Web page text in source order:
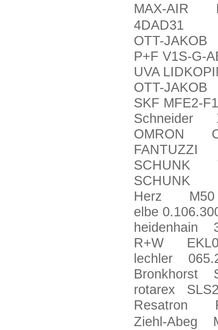
MAX-AIR
4DAD31
OTT-JAKOB
P+F V1S-G-
UVA
OTT-JAKOB
SKF MFE2-
Schneider
OMRON
FANTUZZI
SCHUNK
SCHUNK
Herz M50
elbe
heidenhain
R+W
lechler
Bronkhorst
rotarex
Resatron
Ziehl-Abeg